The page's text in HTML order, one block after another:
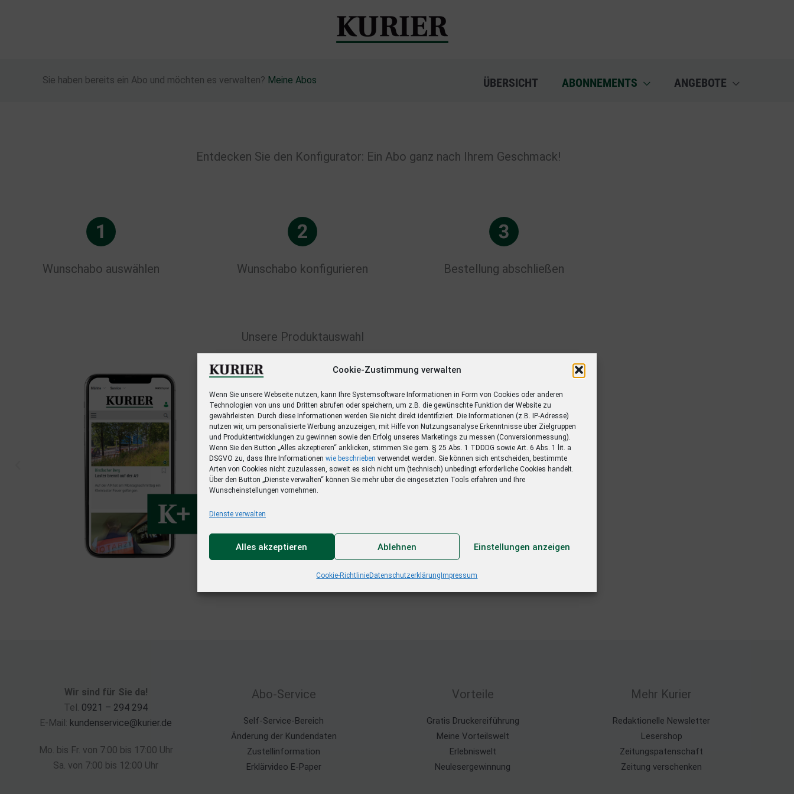
Cookie-Zustimmung verwalten
Wenn Sie unsere Webseite nutzen, kann Ihre Systemsoftware Informationen in Form von Cookies oder anderen
Technologien von uns und Dritten abrufen oder speichern, um z.B. die gewünschte Funktion der Website zu
gewährleisten. Durch diese Informationen werden Sie nicht direkt identifiziert. Die Informationen (z.B. IP-Adresse)
nutzen wir, um personalisierte Werbung anzuzeigen, mit Hilfe von Nutzungsanalyse Erkenntnisse über Zielgruppen
und Produktentwicklungen zu gewinnen sowie den Erfolg unseres Marketings zu messen (Conversionmessung).
Wenn Sie den Button „Alles akzeptieren“ anklicken, stimmen Sie gem. § 25 Abs. 1 TDDDG sowie Art. 6 Abs. 1 lit. a
DSGVO zu, dass Ihre Informationen wie beschrieben verwendet werden. Sie können sich entscheiden, bestimmte
Arten von Cookies nicht zuzulassen, soweit es sich nicht um (technisch) unbedingt erforderliche Cookies handelt.
Über den Button „Dienste verwalten“ können Sie mehr über die eingesetzten Tools erfahren und Ihre
Wunscheinstellungen vornehmen.
Dienste verwalten
Alles akzeptieren Ablehnen Einstellungen anzeigen
Cookie-RichtlinieDatenschutzerklärung Impressum
Sie haben bereits ein Abo und möchten es verwalten? Meine Abos ÜBERSICHT ABONNEMENTS ANGEBOTE
Entdecken Sie den Konfigurator: Ein Abo ganz nach Ihrem Geschmack!
Wunschabo auswählen Wunschabo konfigurieren Bestellung abschließen
Unsere Produktauswahl
Wir sind für Sie da!
Tel. 0921 – 294 294
E-Mail: kundenservice@kurier.de
Mo. bis Fr. von 7:00 bis 17:00 Uhr
Sa. von 7:00 bis 12:00 Uhr
Abo-Service
Self-Service-Bereich
Änderung der Kundendaten
Zustellinformation
Erklärvideo E-Paper
Vorteile
Gratis Druckereiführung
Meine Vorteilswelt
Erlebniswelt
Neulesergewinnung
Mehr Kurier
Redaktionelle Newsletter
Lesershop
Zeitungspatenschaft
Zeitung verschenken